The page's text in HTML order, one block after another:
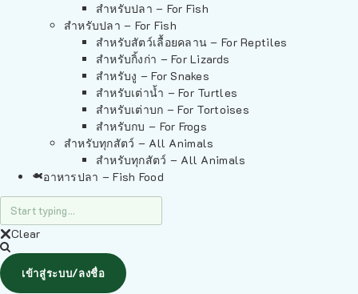
สำหรับปลา – For Fish
สำหรับปลา – For Fish
สำหรับสัตว์เลื้อยคลาน – For Reptiles
สำหรับกิ้งก่า – For Lizards
สำหรับงู – For Snakes
สำหรับเต่าน้ำ – For Turtles
สำหรับเต่าบก – For Tortoises
สำหรับกบ – For Frogs
สำหรับทุกสัตว์ – All Animals
สำหรับทุกสัตว์ – All Animals
อาหารปลา – Fish Food
Clear
เข้าสู่ระบบ/ลงชื่อ